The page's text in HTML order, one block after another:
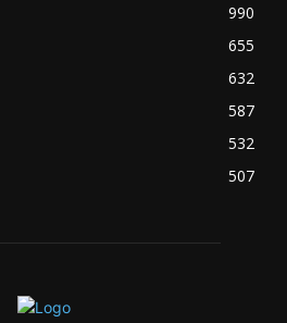
990
655
632
587
532
507